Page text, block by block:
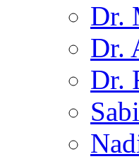
Dr.
Dr.
Dr.